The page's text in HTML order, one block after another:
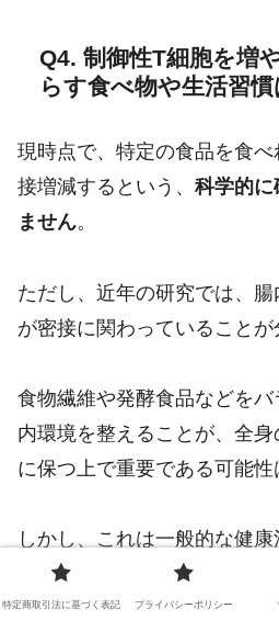
Q4. 制御性T細胞を増
らす食べ物や生活習
現時点で、特定の食品を食
接増減するという、 科学的に
ません。
ただし、近年の研究では、
が密接に関わっていることが
食物繊維や発酵食品などを
内環境を整えることが、全
に保つ上で重要である可能性
しかし、これは一般的な健
自己判断で行うべきではあり
特定商取引法に基づく表記 プライバシーポリシー